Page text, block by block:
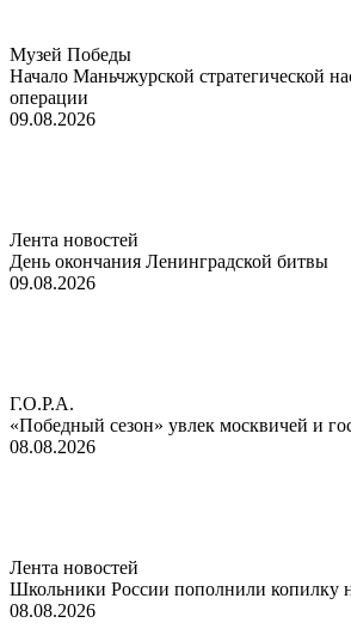
Музей Победы
Начало Маньчжурской стратегической
операции
09.08.2026
Лента новостей
День окончания Ленинградской битвы
09.08.2026
Г.О.Р.А.
«Победный сезон» увлек москвичей и
08.08.2026
Лента новостей
Школьники России пополнили копилку
08.08.2026